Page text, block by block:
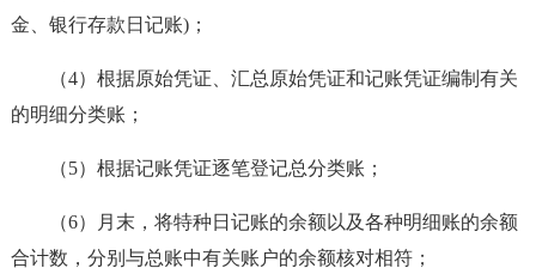
金、银行存款日记账)；
（4）根据原始凭证、汇总原始凭证和记账凭证编制有关
的明细分类账；
（5）根据记账凭证逐笔登记总分类账；
（6）月末，将特种日记账的余额以及各种明细账的余额
合计数，分别与总账中有关账户的余额核对相符；